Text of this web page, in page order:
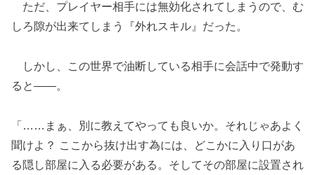
ただ、プレイヤー相手には無効化されてしまうので、む
しろ隙が出来てしまう『外れスキル』だった。
しかし、この世界で油断している相手に会話中で発動す
ると――。
「……まぁ、別に教えてやっても良いか。それじゃあよく
聞けよ？ ここから抜け出す為には、どこかに入り口があ
る隠し部屋に入る必要がある。そしてその部屋に設置され